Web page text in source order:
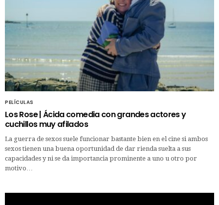
PELÍCULAS
Los Rose | Ácida comedia con grandes actores y
cuchillos muy afilados
La guerra de sexos suele funcionar bastante bien en el cine si ambos
sexos tienen una buena oportunidad de dar rienda suelta a sus
capacidades y ni se da importancia prominente a uno u otro por
motivo…